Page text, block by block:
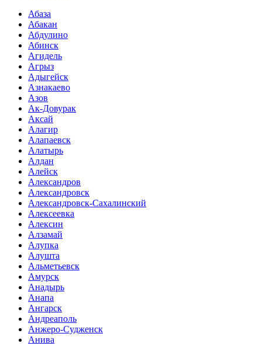
Абаза
Абакан
Абдулино
Абинск
Агидель
Агрыз
Адыгейск
Азнакаево
Азов
Ак-Довурак
Аксай
Алагир
Алапаевск
Алатырь
Алдан
Алейск
Александров
Александровск
Александровск-Сахалинский
Алексеевка
Алексин
Алзамай
Алупка
Алушта
Альметьевск
Амурск
Анадырь
Анапа
Ангарск
Андреаполь
Анжеро-Судженск
Анива